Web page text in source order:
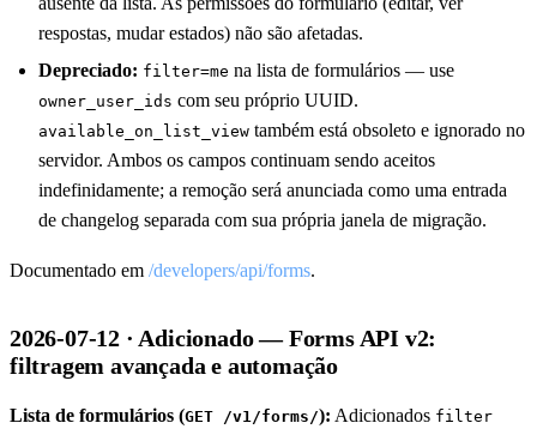
respostas, mudar estados) não são afetadas.
Depreciado: filter=me na lista de formulários — use
owner_user_ids com seu próprio UUID.
available_on_list_view também está obsoleto e ignorado no
servidor. Ambos os campos continuam sendo aceitos
indefinidamente; a remoção será anunciada como uma entrada
de changelog separada com sua própria janela de migração.
Documentado em /developers/api/forms.
2026-07-12 · Adicionado — Forms API v2:
filtragem avançada e automação
Lista de formulários (GET /v1/forms/): Adicionados filter